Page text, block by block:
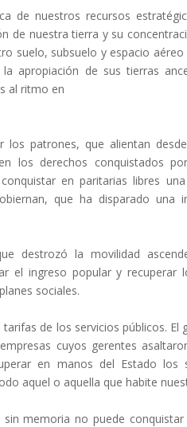
de nuestros recursos
de nuestra tierra y su
suelo, subsuelo y espacio
apropiación de sus tierras
al ritmo en
los patrones, que alientan
los derechos conquistados
en paritarias libres
que ha disparado una
destrozó la movilidad
el ingreso popular y recuperar
sociales.
de los servicios públicos. El
cuyos gerentes
en manos del Estado los
aquel o aquella que habite
memoria no puede